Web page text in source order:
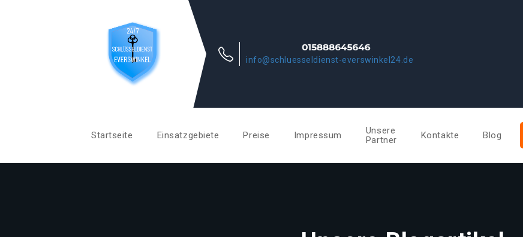
info@schluesseldienst-everswinkel24.de
Startseite Einsatzgebiete Preise Impressum
Unsere
Partner
Kontakte Blog